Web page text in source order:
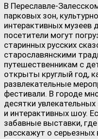
В Переславле-
парковых зон,
интерактивных музеев
посетители могут
старинных русских
старославянскими
путешественникам с
открыты круглый год,
развлекательные
фестивали. В городе
десятки
и интерактивных шоу.
забавные выставки,
расскажут о серьезных